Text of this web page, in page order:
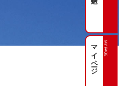
MY PAGE
マイページ